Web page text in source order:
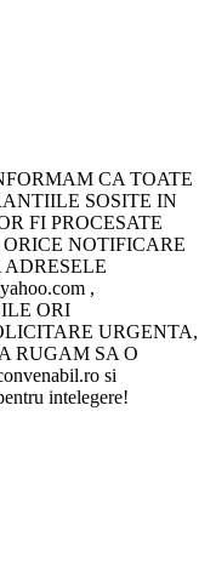
CA TOATE
SOSITE IN
FI PROCESATE
NOTIFICARE
,
ORI
URGENTA,
RUGAM SA O
si
intelegere!